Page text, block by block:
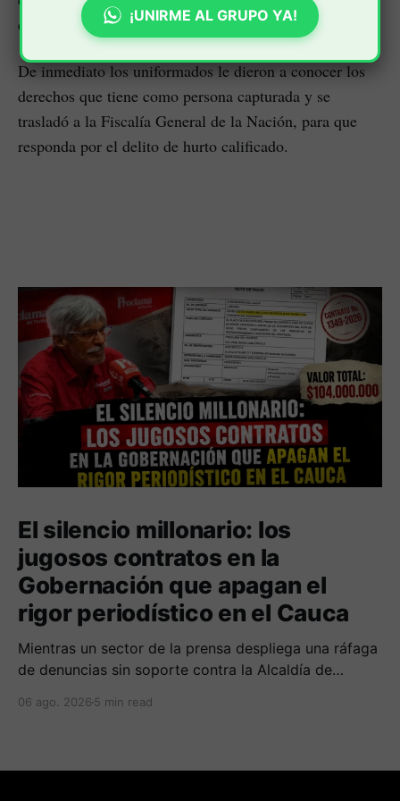
elementos hurtados.
De inmediato los uniformados le dieron a conocer los
derechos que tiene como persona capturada y se
trasladó a la Fiscalía General de la Nación, para que
responda por el delito de hurto calificado.
El silencio millonario: los
jugosos contratos en la
Gobernación que apagan el
rigor periodístico en el Cauca
Mientras un sector de la prensa despliega una ráfaga
de denuncias sin soporte contra la Alcaldía de
revelan acuerdos por 140 millones de pesos con el
06 ago. 2026 5 min read
¡UNIRME AL GRUPO YA!